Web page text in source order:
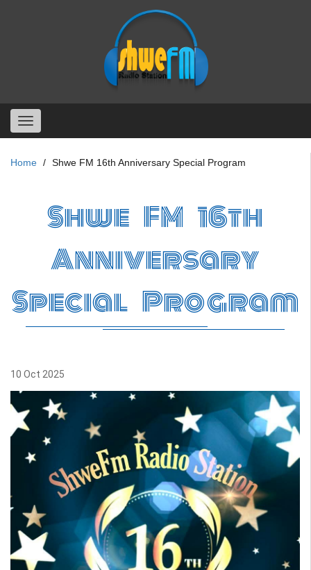
Toggle
Home
Shwe FM 16th Anniversary Special Program
Shwe FM 16th
Anniversary
Special Program
10 Oct 2025